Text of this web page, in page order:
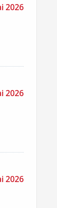
2026
2026
2026